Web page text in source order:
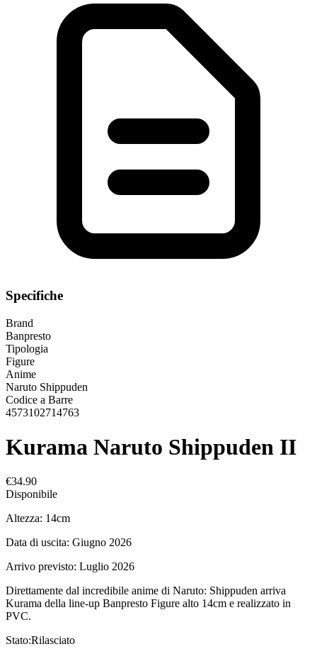
Specifiche
Brand
Banpresto
Tipologia
Figure
Anime
Naruto Shippuden
Codice a Barre
4573102714763
Kurama Naruto Shippuden II
€34.90
Disponibile
Altezza: 14cm
Data di uscita: Giugno 2026
Arrivo previsto: Luglio 2026
Direttamente dal incredibile anime di Naruto: Shippuden arriva
Kurama della line-up Banpresto Figure alto 14cm e realizzato in
PVC.
Stato:Rilasciato